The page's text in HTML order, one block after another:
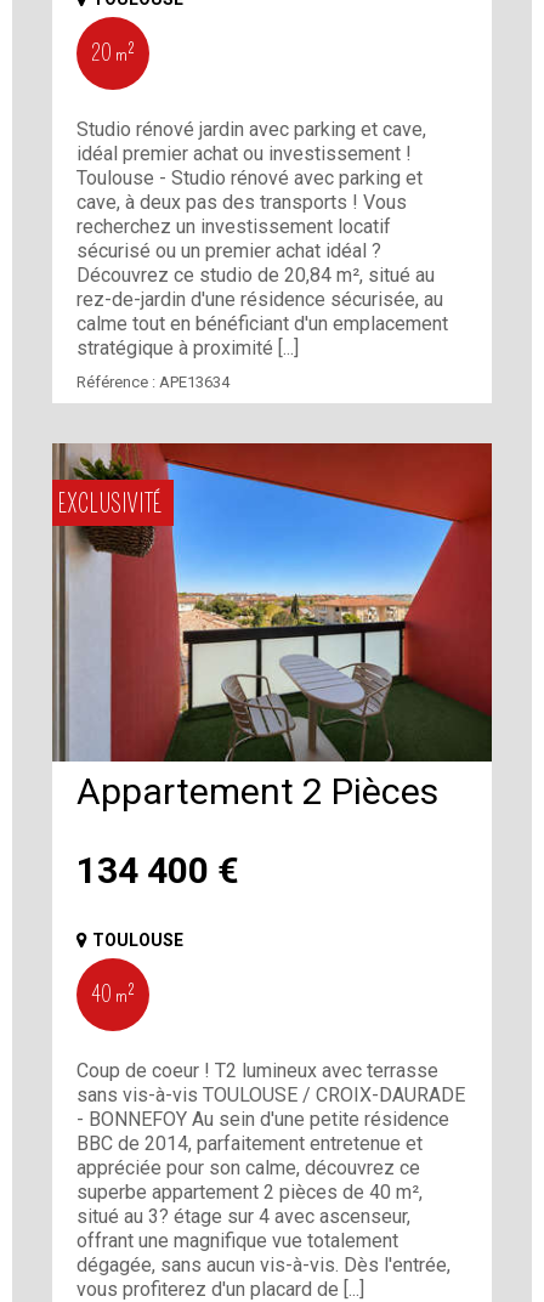
20 m²
Studio rénové jardin avec parking et cave,
idéal premier achat ou investissement !
Toulouse - Studio rénové avec parking et
cave, à deux pas des transports ! Vous
recherchez un investissement locatif
sécurisé ou un premier achat idéal ?
Découvrez ce studio de 20,84 m², situé au
rez-de-jardin d'une résidence sécurisée, au
calme tout en bénéficiant d'un emplacement
stratégique à proximité [...]
Référence : APE13634
EXCLUSIVITÉ
134 400 €
Appartement 2 Pièces
TOULOUSE
40 m²
Coup de coeur ! T2 lumineux avec terrasse
sans vis-à-vis TOULOUSE / CROIX-DAURADE
- BONNEFOY Au sein d'une petite résidence
BBC de 2014, parfaitement entretenue et
appréciée pour son calme, découvrez ce
superbe appartement 2 pièces de 40 m²,
situé au 3? étage sur 4 avec ascenseur,
offrant une magnifique vue totalement
dégagée, sans aucun vis-à-vis. Dès l'entrée,
vous profiterez d'un placard de [...]